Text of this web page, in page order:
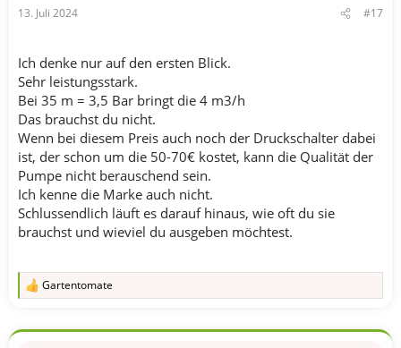
13. Juli 2024 #17
Ich denke nur auf den ersten Blick.
Sehr leistungsstark.
Bei 35 m = 3,5 Bar bringt die 4 m3/h
Das brauchst du nicht.
Wenn bei diesem Preis auch noch der Druckschalter dabei
ist, der schon um die 50-70€ kostet, kann die Qualität der
Pumpe nicht berauschend sein.
Ich kenne die Marke auch nicht.
Schlussendlich läuft es darauf hinaus, wie oft du sie
brauchst und wieviel du ausgeben möchtest.
R
k
Gartentomate